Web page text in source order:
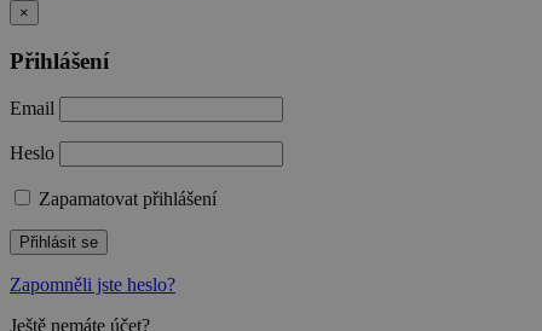
×
Přihlášení
Email
Heslo
Zapamatovat přihlášení
Přihlásit se
Zapomněli jste heslo?
Ještě nemáte účet?